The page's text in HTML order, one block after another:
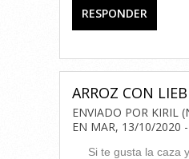
RESPONDER
ARROZ CON
ENVIADO POR KIRIL
EN MAR, 13/10/2020
Si te gusta la caza